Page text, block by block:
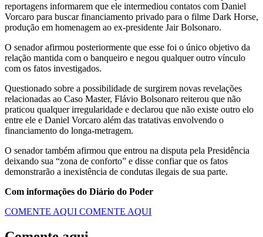
reportagens informarem que ele intermediou contatos com Daniel
Vorcaro para buscar financiamento privado para o filme Dark Horse,
produção em homenagem ao ex-presidente Jair Bolsonaro.
O senador afirmou posteriormente que esse foi o único objetivo da
relação mantida com o banqueiro e negou qualquer outro vínculo
com os fatos investigados.
Questionado sobre a possibilidade de surgirem novas revelações
relacionadas ao Caso Master, Flávio Bolsonaro reiterou que não
praticou qualquer irregularidade e declarou que não existe outro elo
entre ele e Daniel Vorcaro além das tratativas envolvendo o
financiamento do longa-metragem.
O senador também afirmou que entrou na disputa pela Presidência
deixando sua “zona de conforto” e disse confiar que os fatos
demonstrarão a inexistência de condutas ilegais de sua parte.
Com informações do Diário do Poder
COMENTE AQUI COMENTE AQUI